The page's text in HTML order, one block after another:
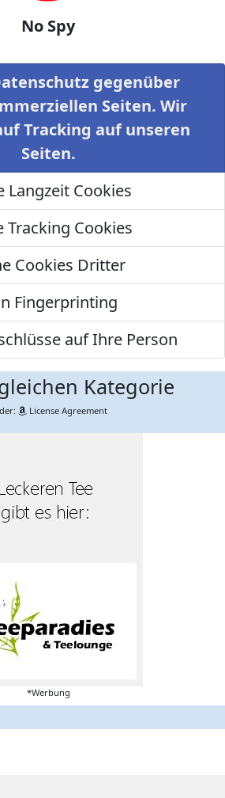
No Spy
gegenüber
Seiten. Wir
Tracking auf unseren
Seiten.
Langzeit Cookies
Tracking Cookies
Cookies Dritter
Fingerprinting
auf Ihre Person
Kategorie
License Agreement
*Werbung